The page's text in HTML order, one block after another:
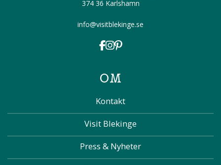
374 36 Karlshamn
info@visitblekinge.se
OM
Kontakt
Visit Blekinge
Press & Nyheter